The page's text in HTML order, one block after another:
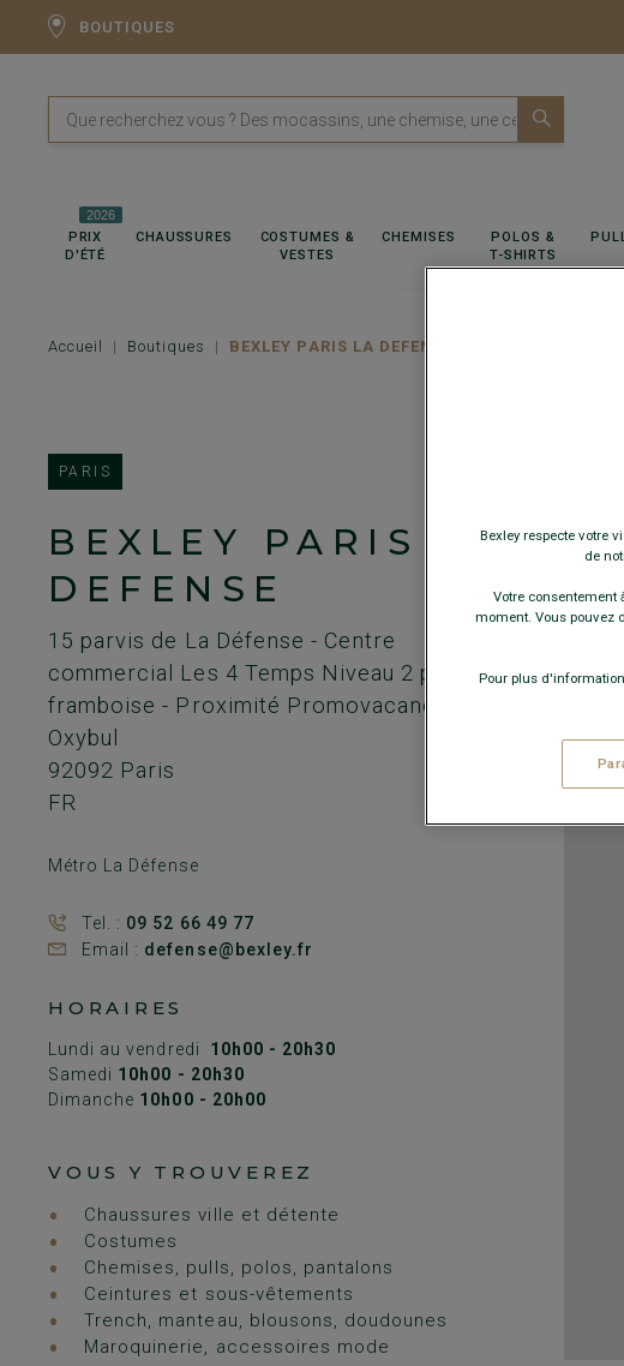
BOUTIQUES
PRIX
D'ÉTÉ
2026
CHAUSSURES
COSTUMES &
VESTES
CHEMISES
POLOS &
T-SHIRTS
Accueil Boutiques BEXLEY PARIS LA DEFENSE
PARIS
BEXLEY PARIS LA
DEFENSE
15 parvis de La Défense - Centre
commercial Les 4 Temps Niveau 2 puits
framboise - Proximité Promovacances et
Oxybul
92092 Paris
FR
Métro La Défense
Tel. : 09 52 66 49 77
Email : defense@bexley.fr
HORAIRES
Lundi au vendredi 10h00 - 20h30
Samedi 10h00 - 20h30
Dimanche 10h00 - 20h00
VOUS Y TROUVEREZ
Chaussures ville et détente
Costumes
Chemises, pulls, polos, pantalons
Ceintures et sous-vêtements
Trench, manteau, blousons, doudounes
Maroquinerie, accessoires mode
Bexley respecte votre
de
Votre consentement
moment. Vous pouvez
Pour plus